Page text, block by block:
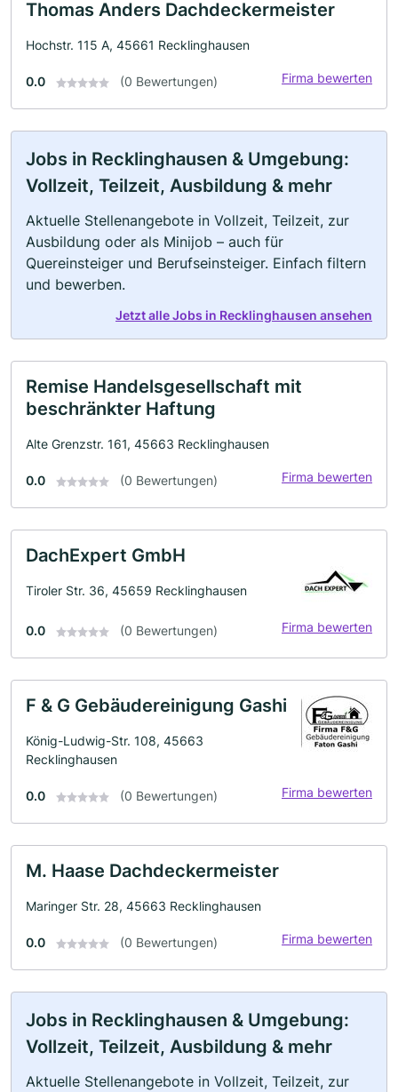
Thomas Anders Dachdeckermeister
Hochstr. 115 A, 45661 Recklinghausen
0.0 (0 Bewertungen) Firma bewerten
Jobs in Recklinghausen & Umgebung:
Vollzeit, Teilzeit, Ausbildung & mehr
Aktuelle Stellenangebote in Vollzeit, Teilzeit, zur
Ausbildung oder als Minijob – auch für
Quereinsteiger und Berufseinsteiger. Einfach filtern
und bewerben.
Jetzt alle Jobs in Recklinghausen ansehen
Remise Handelsgesellschaft mit
beschränkter Haftung
Alte Grenzstr. 161, 45663 Recklinghausen
0.0 (0 Bewertungen) Firma bewerten
DachExpert GmbH
Tiroler Str. 36, 45659 Recklinghausen
0.0 (0 Bewertungen) Firma bewerten
F & G Gebäudereinigung Gashi
König-Ludwig-Str. 108, 45663
Recklinghausen
0.0 (0 Bewertungen) Firma bewerten
M. Haase Dachdeckermeister
Maringer Str. 28, 45663 Recklinghausen
0.0 (0 Bewertungen) Firma bewerten
Jobs in Recklinghausen & Umgebung:
Vollzeit, Teilzeit, Ausbildung & mehr
Aktuelle Stellenangebote in Vollzeit, Teilzeit, zur